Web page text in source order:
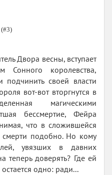
(#3)
Двора весны, вступает
Сонного королевства,
подчинить своей власти
вот-вот вторгнутся в
магическими
бессмертие, Фейра
что в сложившейся
смерти подобно. Но кому
увязших в давних
теперь доверять? Где ей
одно: ради...